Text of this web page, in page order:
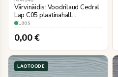
Värvinäidis: Voodrilaud Cedral
Lap C05 plaatinahall
3600×190 mm
Laos
0,00€
LAOTOODE